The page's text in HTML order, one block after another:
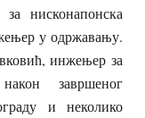
нисконапонска
у одржавању.
инжењер за
завршеног
и неколико